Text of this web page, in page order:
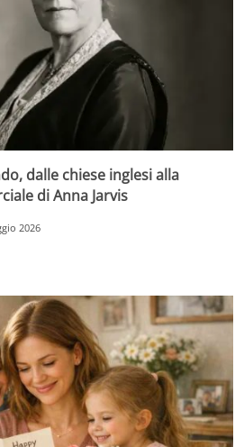
dalle chiese inglesi alla
di Anna Jarvis
2026